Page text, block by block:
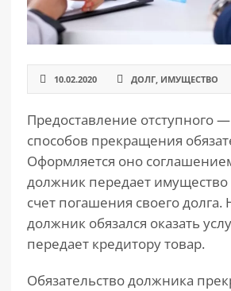
10.02.2020 ДОЛГ, ИМУЩЕСТВО
Предоставление отступного
способов прекращения
Оформляется оно
должник передает имущество
счет погашения своего
должник обязался оказать
передает кредитору товар.
Обязательство должника